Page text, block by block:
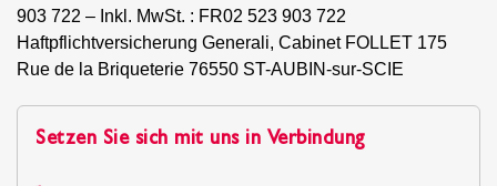
903 722 – Inkl. MwSt. : FR02 523 903 722
Haftpflichtversicherung Generali, Cabinet FOLLET 175
Rue de la Briqueterie 76550 ST-AUBIN-sur-SCIE
Setzen Sie sich mit uns in Verbindung